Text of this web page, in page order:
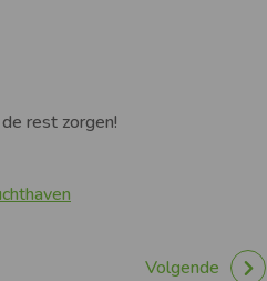
rest zorgen!
Volgende